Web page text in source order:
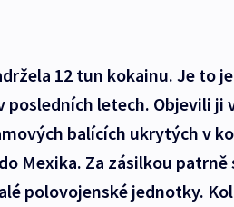
12 tun kokainu. Je to
posledních letech. Objevili ji
balících ukrytých v
Mexika. Za zásilkou
polovojenské jednotky.